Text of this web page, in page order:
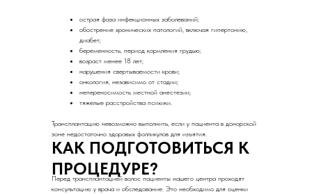
острая фаза инфекционных заболеваний;
обострение хронических патологий, включая гипертонию,
диабет;
беременность, период кормления грудью;
возраст менее 18 лет;
нарушения свертываемости крови;
онкология, независимо от стадии;
непереносимость местной анестезии;
тяжелые расстройства психики.
Трансплантацию невозможно выполнить, если у пациента в донорской
зоне недостаточно здоровых фолликулов для изъятия.
КАК ПОДГОТОВИТЬСЯ К
ПРОЦЕДУРЕ?
Перед трансплантацией волос пациенты нашего центра проходят
консультацию у врача и обследование. Это необходимо для оценки